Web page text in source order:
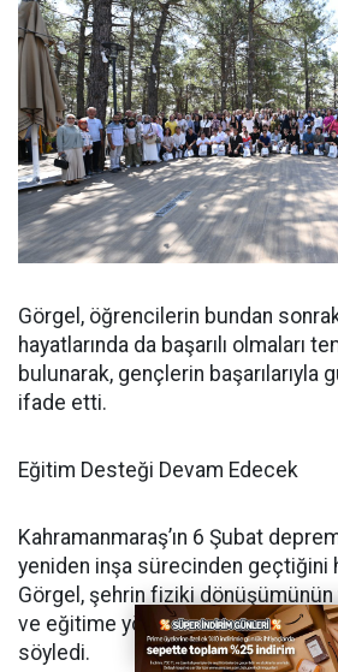
Görgel, öğrencilerin bundan
hayatlarında da başarılı olmaları
bulunarak, gençlerin başarılarıyla
ifade etti.
Eğitim Desteği Devam Edecek
Kahramanmaraş’ın 6 Şubat
yeniden inşa sürecinden geçtiğini
Görgel, şehrin fiziki dönüşümünün
ve eğitime yönelik yatırımların da
söyledi.